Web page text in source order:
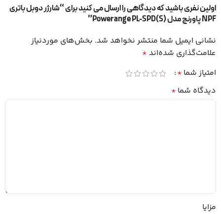
اولین نفری باشید که دیدگاهی را ارسال می کنید برای “شارژر دوبل باتری
NPF پاورنج مدل (Powerange PL-SPD(S”
نشانی ایمیل شما منتشر نخواهد شد. بخش‌های موردنیاز
علامت‌گذاری شده‌اند *
امتیاز شما *
دیدگاه شما *
مزایا